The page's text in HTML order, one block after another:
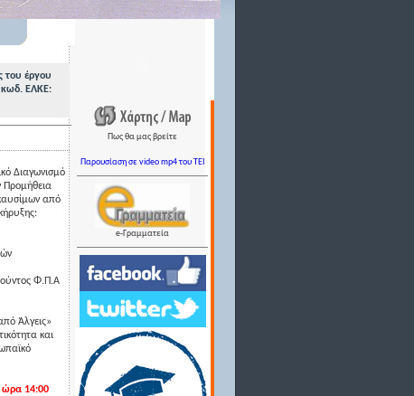
του έργου
κωδ. ΕΛΚΕ:
Διαγωνισμό
Προμήθεια
από
Φ.Π.Α
Άλγεις»
και
ώρα 14:00
Πως θα μας βρείτε
Παρουσίαση σε video mp4 του TEI
e-Γραμματεία